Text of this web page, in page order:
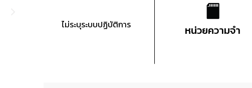
ไม่ระบุระบบปฏิบัติการ หน่วยความจำ